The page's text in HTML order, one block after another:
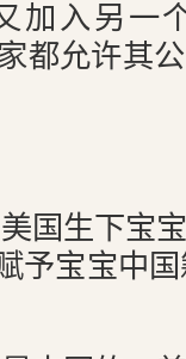
加入另一
都允许其
国生下宝
予宝宝中